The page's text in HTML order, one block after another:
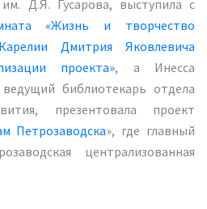
Д.Я. Гусарова, выступила с
«Жизнь и творчество
Дмитрия Яковлевича
проекта», а Инесса
библиотекарь отдела
презентовала проект
Петрозаводска», где главный
централизованная